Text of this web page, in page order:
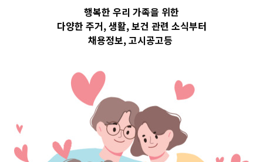
서울특별시관악
구 Top 3 및 주간
소식 –
20230825
행복한 우리 가족을 위한
다양한 주거, 생활, 보건 관련 소식부터
채용정보, 고시공고등